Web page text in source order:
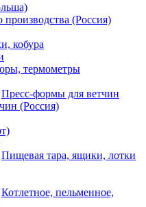
(Россия)
кобура
термометры
Пресс-формы для ветчин
(Россия)
Пищевая тара, ящики, лотки
Котлетное, пельменное,